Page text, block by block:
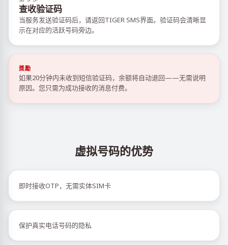
查收验证码
当服务发送验证码后，请返回TIGER SMS界面。验证码会清晰显
示在对应的活跃号码旁边。
獎勵
如果20分钟内未收到短信验证码，余额将自动退回——无需说明
原因。您只需为成功接收的消息付费。
虚拟号码的优势
即时接收OTP，无需实体SIM卡
保护真实电话号码的隐私